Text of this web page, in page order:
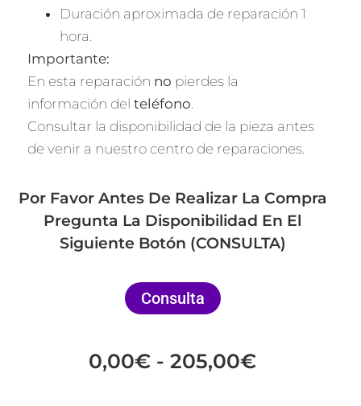
Duración aproximada de reparación 1
hora.
Importante:
En esta reparación no pierdes la
información del teléfono
Consultar la disponibilidad de la pieza antes
de venir a nuestro centro de reparaciones.
Por Favor Antes De Realizar La Compra
Pregunta La Disponibilidad En El
Siguiente Botón (CONSULTA)
Consulta
0,00€ - 205,00€